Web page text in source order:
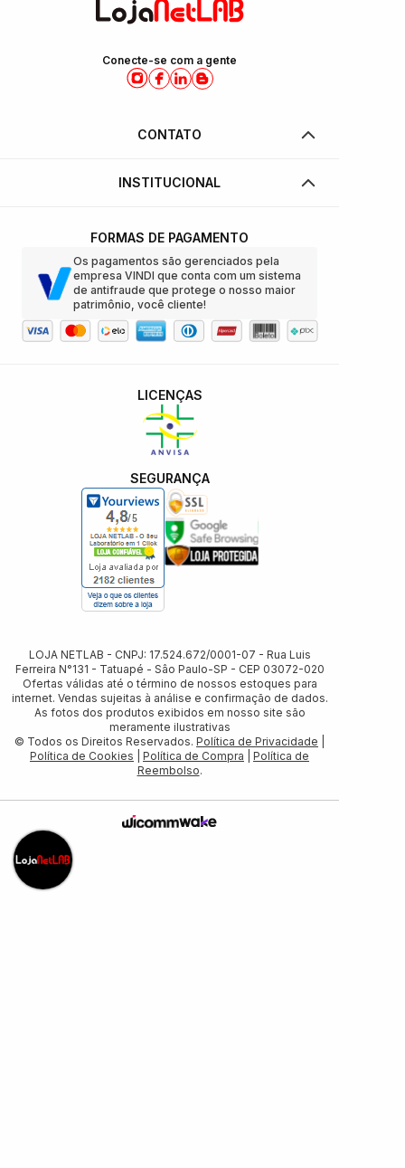
Conecte-se com a gente
CONTATO
INSTITUCIONAL
FORMAS DE PAGAMENTO
Os pagamentos são gerenciados pela
empresa VINDI que conta com um sistema
de antifraude que protege o nosso maior
patrimônio, você cliente!
SEGURANÇA
LICENÇAS
LOJA NETLAB - CNPJ: 17.524.672/0001-07 - Rua Luis
Ferreira N°131 - Tatuapé - Sâo Paulo-SP - CEP 03072-020
Ofertas válidas até o término de nossos estoques para
internet. Vendas sujeitas à análise e confirmação de dados.
As fotos dos produtos exibidos em nosso site são
meramente ilustrativas
© Todos os Direitos Reservados. Política de Privacidade
Política de Cookies
Política de Compra
Política de
Reembolso.